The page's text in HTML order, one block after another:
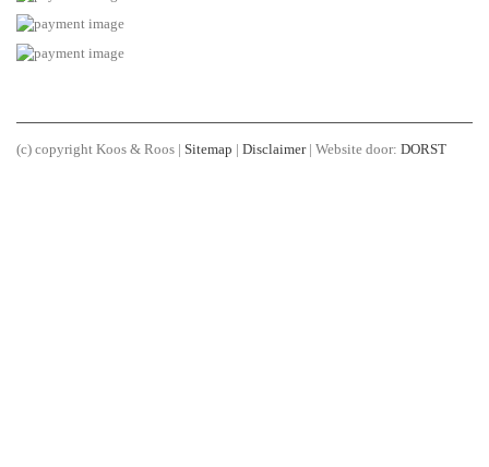
(c) copyright Koos & Roos | Sitemap | Disclaimer| Website door: DORST